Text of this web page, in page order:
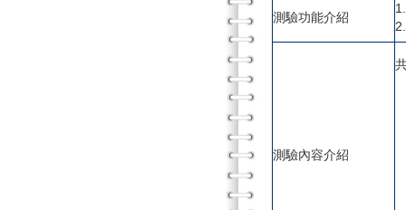
測驗功能介紹
測驗內容介紹